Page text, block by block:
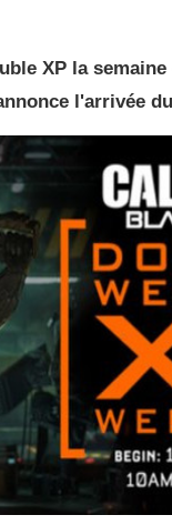
XP la
l'arrivée